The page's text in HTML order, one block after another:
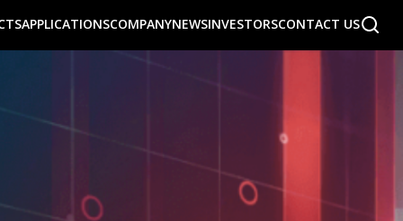
APPLICATIONSCOMPANYNEWSINVESTORSCONTACT US